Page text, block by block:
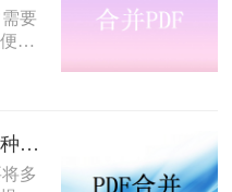
要
于
pdf
多个PDF怎么合并成一个？3种方法，1分钟全搞定！！
多